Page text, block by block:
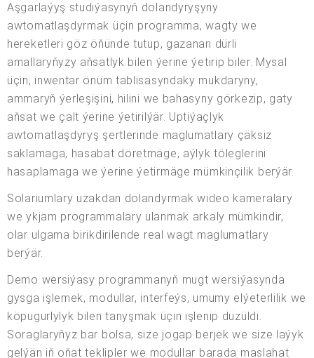
Aşgarlaýyş studiýasynyň dolandyryşyny
awtomatlaşdyrmak üçin programma, wagty we
hereketleri göz öňünde tutup, gazanan dürli
amallaryňyzy aňsatlyk bilen ýerine ýetirip biler. Mysal
üçin, inwentar önüm tablisasyndaky mukdaryny,
ammaryň ýerleşişini, hilini we bahasyny görkezip, gaty
aňsat we çalt ýerine ýetirilýär. Uptiýaçlyk
awtomatlaşdyryş şertlerinde maglumatlary çäksiz
saklamaga, hasabat döretmäge, aýlyk töleglerini
hasaplamaga we ýerine ýetirmäge mümkinçilik berýär.
Solariumlary uzakdan dolandyrmak wideo kameralary
we ykjam programmalary ulanmak arkaly mümkindir,
olar ulgama birikdirilende real wagt maglumatlary
berýär.
Demo wersiýasy programmanyň mugt wersiýasynda
gysga işlemek, modullar, interfeýs, umumy elýeterlilik we
köpugurlylyk bilen tanyşmak üçin işlenip düzüldi.
Soraglaryňyz bar bolsa, size jogap berjek we size laýyk
gelýän iň oňat teklipler we modullar barada maslahat